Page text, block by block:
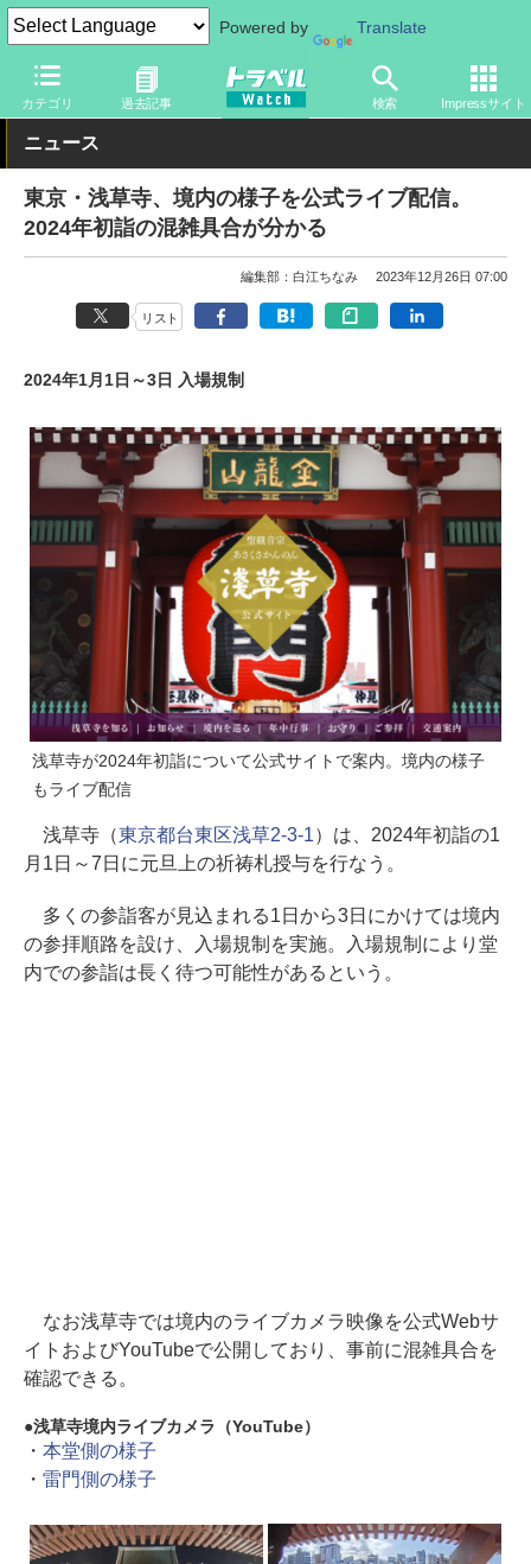
Powered by Translate
カテゴリ 過去記事 検索 Impressサイト
トラベル Watch 地域 国内旅行 東京
ニュース
東京・浅草寺、境内の様子を公式ライブ配信。
2024年初詣の混雑具合が分かる
編集部：白江ちなみ 2023年12月26日 07:00
リスト
2024年1月1日～3日 入場規制
浅草寺が2024年初詣について公式サイトで案内。境内の様子
もライブ配信
浅草寺（東京都台東区浅草2-3-1）は、2024年初詣の1
月1日～7日に元旦上の祈祷札授与を行なう。
多くの参詣客が見込まれる1日から3日にかけては境内
の参拝順路を設け、入場規制を実施。入場規制により堂
内での参詣は長く待つ可能性があるという。
なお浅草寺では境内のライブカメラ映像を公式Webサ
イトおよびYouTubeで公開しており、事前に混雑具合を
確認できる。
浅草寺境内ライブカメラ（YouTube）
・ 本堂側の様子
・ 雷門側の様子